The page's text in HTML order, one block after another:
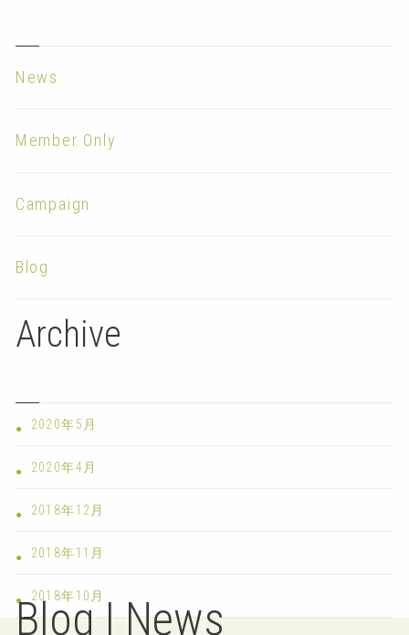
News
Member Only
Campaign
Blog
Archive
2020年5月
2020年4月
2018年12月
2018年11月
2018年10月
Blog | News